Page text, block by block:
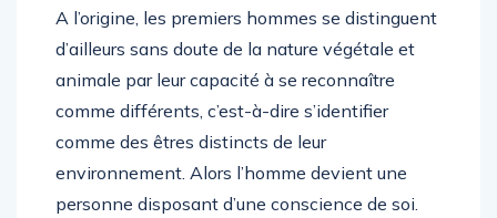
A l’origine, les premiers hommes se distinguent
d’ailleurs sans doute de la nature végétale et
animale par leur capacité à se reconnaître
comme différents, c’est-à-dire s’identifier
comme des êtres distincts de leur
environnement. Alors l’homme devient une
personne disposant d’une conscience de soi.